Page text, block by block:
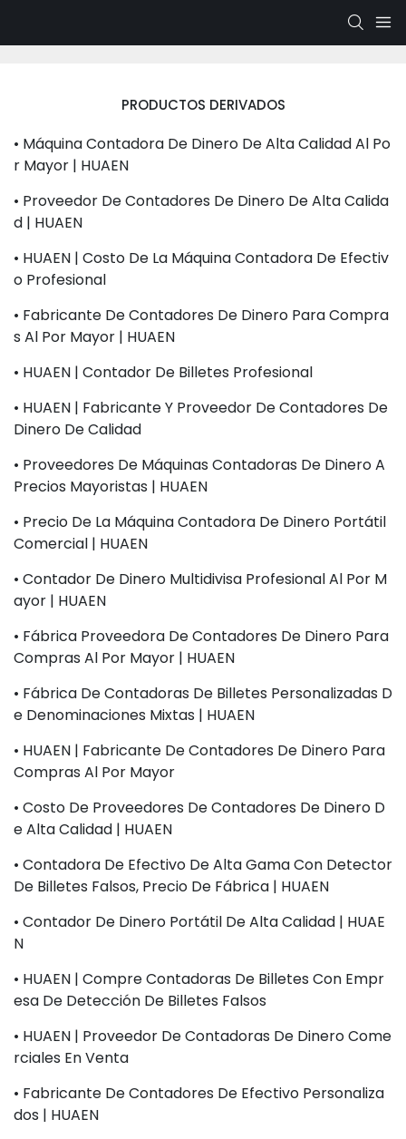
PRODUCTOS DERIVADOS
• Máquina Contadora De Dinero De Alta Calidad Al Po
R Mayor | HUAEN
• Proveedor De Contadores De Dinero De Alta Calida
D | HUAEN
• HUAEN | Costo De La Máquina Contadora De Efectiv
O Profesional
• Fabricante De Contadores De Dinero Para Compra
S Al Por Mayor | HUAEN
• HUAEN | Contador De Billetes Profesional
• HUAEN | Fabricante Y Proveedor De Contadores De
Dinero De Calidad
• Proveedores De Máquinas Contadoras De Dinero A
Precios Mayoristas | HUAEN
• Precio De La Máquina Contadora De Dinero Portátil
Comercial | HUAEN
• Contador De Dinero Multidivisa Profesional Al Por M
Ayor | HUAEN
• Fábrica Proveedora De Contadores De Dinero Para
Compras Al Por Mayor | HUAEN
• Fábrica De Contadoras De Billetes Personalizadas D
E Denominaciones Mixtas | HUAEN
• HUAEN | Fabricante De Contadores De Dinero Para
Compras Al Por Mayor
• Costo De Proveedores De Contadores De Dinero D
E Alta Calidad | HUAEN
• Contadora De Efectivo De Alta Gama Con Detector
De Billetes Falsos, Precio De Fábrica | HUAEN
• Contador De Dinero Portátil De Alta Calidad | HUAE
N
• HUAEN | Compre Contadoras De Billetes Con Empr
Esa De Detección De Billetes Falsos
• HUAEN | Proveedor De Contadoras De Dinero Come
Rciales En Venta
• Fabricante De Contadores De Efectivo Personaliza
Dos | HUAEN